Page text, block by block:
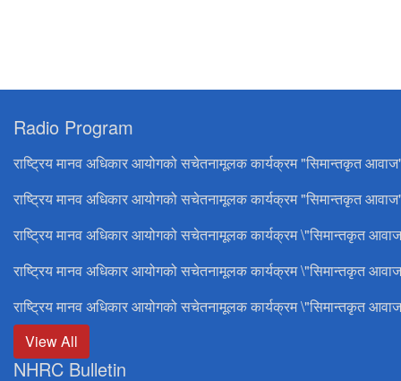
Radio Program
राष्ट्रिय मानव अधिकार आयोगको सचेतनामूलक कार्यक्रम "सिमान्तकृत
राष्ट्रिय मानव अधिकार आयोगको सचेतनामूलक कार्यक्रम "सिमान्तकृत
राष्ट्रिय मानव अधिकार आयोगको सचेतनामूलक कार्यक्रम \"सिमान्तकृत
राष्ट्रिय मानव अधिकार आयोगको सचेतनामूलक कार्यक्रम \"सिमान्तकृत
राष्ट्रिय मानव अधिकार आयोगको सचेतनामूलक कार्यक्रम \"सिमान्तकृत
View All
NHRC Bulletin